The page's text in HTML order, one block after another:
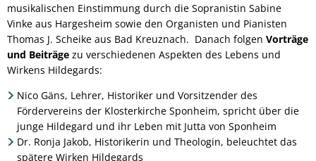
musikalischen Einstimmung durch die Sopranistin Sabine
Vinke aus Hargesheim sowie den Organisten und Pianisten
Thomas J. Scheike aus Bad Kreuznach. Danach folgen Vorträge
und Beiträge zu verschiedenen Aspekten des Lebens und
Wirkens Hildegards:
Nico Gäns, Lehrer, Historiker und Vorsitzender des
Fördervereins der Klosterkirche Sponheim, spricht über die
junge Hildegard und ihr Leben mit Jutta von Sponheim
Dr. Ronja Jakob, Historikerin und Theologin, beleuchtet das
spätere Wirken Hildegards